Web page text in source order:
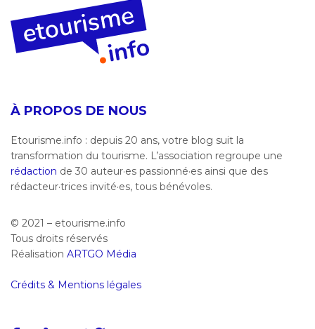
À PROPOS DE NOUS
Etourisme.info : depuis 20 ans, votre blog suit la
transformation du tourisme. L’association regroupe une
rédaction de 30 auteur·es passionné·es ainsi que des
rédacteur·trices invité·es, tous bénévoles.
© 2021 – etourisme.info
Tous droits réservés
Réalisation ARTGO Média
Crédits & Mentions légales